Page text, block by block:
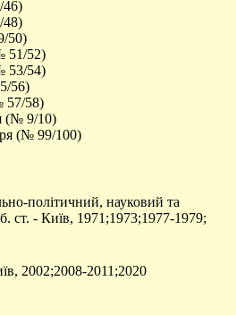
46)
48)
50)
51/52)
53/54)
56)
57/58)
(№ 9/10)
(№ 99/100)
політичний, науковий та
ст. - Київ, 1971;1973;1977-1979;
2002;2008-2011;2020